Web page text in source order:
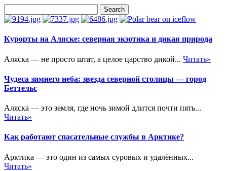
Курорты на Аляске: северная экзотика и дикая природа
Аляска — не просто штат, а целое царство дикой... Читать»
Чудеса зимнего неба: звезда северной столицы — город
Беттельс
Аляска — это земля, где ночь зимой длится почти пять...
Читать»
Как работают спасательные службы в Арктике?
Арктика — это один из самых суровых и удалённых...
Читать»